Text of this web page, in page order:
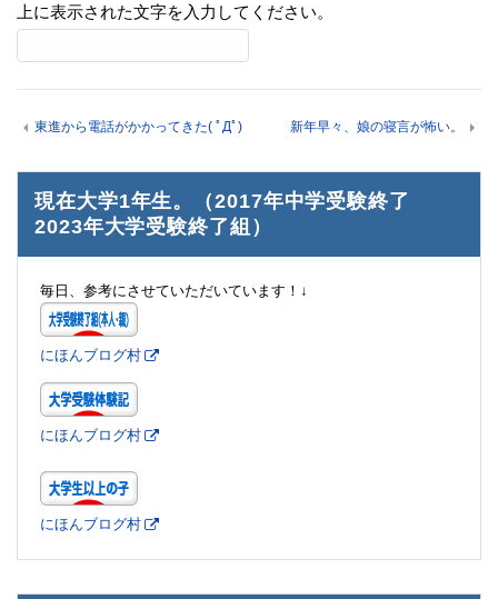
上に表示された文字を入力してください。
東進から電話がかかってきた( ﾟДﾟ) 新年早々、娘の寝言が怖い。
現在大学1年生。（2017年中学受験終了
2023年大学受験終了組）
毎日、参考にさせていただいています！↓
にほんブログ村
にほんブログ村
にほんブログ村